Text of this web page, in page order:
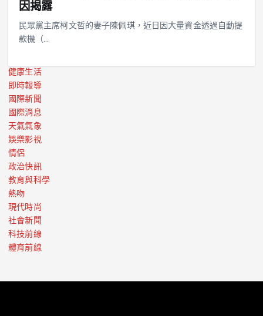
因揭露
民眾黨主席柯文哲的妻子陳佩琪，近日因大量資金透過自動提
款機（…
健康生活
即時報導
國際新聞
國際消息
天氣氣象
娛樂影視
情侶
政治快訊
教育與科學
熱吻
現代時尚
社會新聞
科技前線
體育前線